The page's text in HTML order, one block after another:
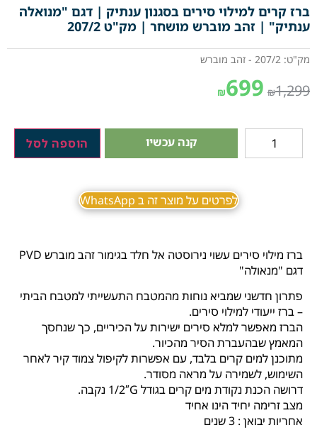
ברז קרים למילוי סירים בסגנון ענתיק | דגם "מנואלה
ענתיק" | זהב מוברש מושחר | מק"ט 207/2
מק"ט: 207/2 - זהב מוברש
₪1,299
₪699
קנה עכשיו הוספה לסל
לפרטים על מוצר זה ב WhatsApp
ברז מילוי סירים עשוי נירוסטה אל חלד בגימור זהב מוברש PVD
דגם "מנאולה"
פתרון חדשני שמביא נוחות מהמטבח התעשייתי למטבח הביתי
– ברז ייעודי למילוי סירים.
הברז מאפשר למלא סירים ישירות על הכיריים, כך שנחסך
המאמץ שבהעברת הסיר מהכיור.
מתוכנן למים קרים בלבד, עם אפשרות לקיפול צמוד קיר לאחר
השימוש, לשמירה על מראה מסודר.
דרושה הכנת נקודת מים קרים בגודל 1/2″G נקבה.
מצב זרימה יחיד הינו אחיד
אחריות יבואן : 3 שנים